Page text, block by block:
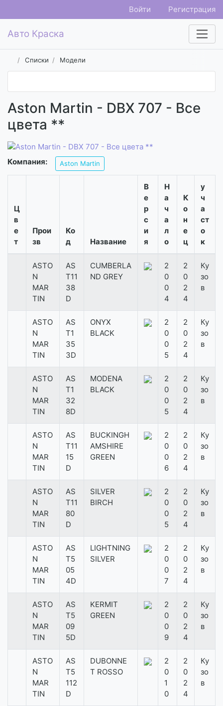
Войти Регистрация
Авто Краска
Списки Модели
Aston Martin - DBX 707 - Все
цвета **
Компания: Aston Martin
Ц
в
е
т
Прои
зв
Ко
д
Название
В
е
р
с
и
я
Н
а
ч
а
л
о
К
о
н
е
ц
у
ч
а
ст
о
к
ASTO
N
MAR
TIN
AS
T11
38
D
CUMBERLA
ND GREY
2
0
0
4
2
0
2
4
Ку
зо
в
ASTO
N
MAR
TIN
AS
T1
35
3D
ONYX
BLACK
2
0
0
5
2
0
2
4
Ку
зо
в
ASTO
N
MAR
TIN
AS
T1
32
8D
MODENA
BLACK
2
0
0
5
2
0
2
4
Ку
зо
в
ASTO
N
MAR
TIN
AS
T11
15
D
BUCKINGH
AMSHIRE
GREEN
2
0
0
6
2
0
2
4
Ку
зо
в
ASTO
N
MAR
TIN
AS
T11
80
D
SILVER
BIRCH
2
0
0
5
2
0
2
4
Ку
зо
в
ASTO
N
MAR
TIN
AS
T5
05
4D
LIGHTNING
SILVER
2
0
0
7
2
0
2
4
Ку
зо
в
ASTO
N
MAR
TIN
AS
T5
09
5D
KERMIT
GREEN
2
0
0
9
2
0
2
4
Ку
зо
в
ASTO
N
MAR
TIN
AS
T5
112
D
DUBONNE
T ROSSO
2
0
1
0
2
0
2
4
Ку
зо
в